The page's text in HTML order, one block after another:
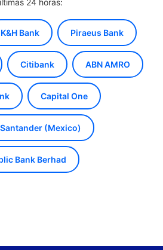
24 horas:
K&H Bank Piraeus Bank
Citibank ABN AMRO
Capital One
(Mexico)
Bank Berhad